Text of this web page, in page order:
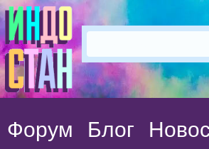
Форум Блог